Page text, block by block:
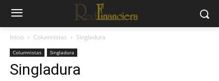
Inicio Columnistas Singladura
Columnistas Singladura
Singladura